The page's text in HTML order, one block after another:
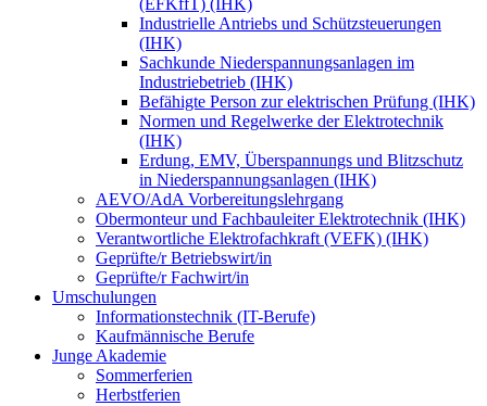
(EFKffT) (IHK)
Industrielle Antriebs und Schützsteuerungen
(IHK)
Sachkunde Niederspannungsanlagen im
Industriebetrieb (IHK)
Befähigte Person zur elektrischen Prüfung (IHK)
Normen und Regelwerke der Elektrotechnik
(IHK)
Erdung, EMV, Überspannungs und Blitzschutz
in Niederspannungsanlagen (IHK)
AEVO/AdA Vorbereitungslehrgang
Obermonteur und Fachbauleiter Elektrotechnik (IHK)
Verantwortliche Elektrofachkraft (VEFK) (IHK)
Geprüfte/r Betriebswirt/in
Geprüfte/r Fachwirt/in
Umschulungen
Informationstechnik (IT-Berufe)
Kaufmännische Berufe
Junge Akademie
Sommerferien
Herbstferien